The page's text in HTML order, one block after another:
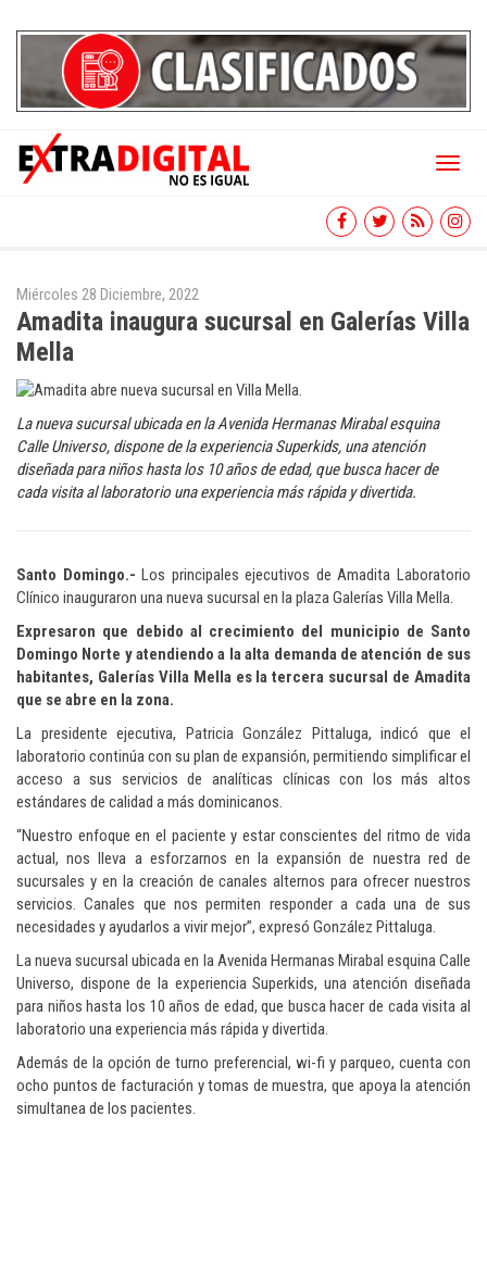
Toggle
Miércoles 28 Diciembre, 2022
Amadita inaugura sucursal en Galerías Villa
Mella
La nueva sucursal ubicada en la Avenida Hermanas Mirabal esquina
Calle Universo, dispone de la experiencia Superkids, una atención
diseñada para niños hasta los 10 años de edad, que busca hacer de
cada visita al laboratorio una experiencia más rápida y divertida.
Santo Domingo.- Los principales ejecutivos de Amadita Laboratorio
Clínico inauguraron una nueva sucursal en la plaza Galerías Villa Mella.
Expresaron que debido al crecimiento del municipio de Santo
Domingo Norte y atendiendo a la alta demanda de atención de sus
habitantes, Galerías Villa Mella es la tercera sucursal de Amadita
que se abre en la zona.
La presidente ejecutiva, Patricia González Pittaluga, indicó que el
laboratorio continúa con su plan de expansión, permitiendo simplificar el
acceso a sus servicios de analíticas clínicas con los más altos
estándares de calidad a más dominicanos.
“Nuestro enfoque en el paciente y estar conscientes del ritmo de vida
actual, nos lleva a esforzarnos en la expansión de nuestra red de
sucursales y en la creación de canales alternos para ofrecer nuestros
servicios. Canales que nos permiten responder a cada una de sus
necesidades y ayudarlos a vivir mejor”, expresó González Pittaluga.
La nueva sucursal ubicada en la Avenida Hermanas Mirabal esquina Calle
Universo, dispone de la experiencia Superkids, una atención diseñada
para niños hasta los 10 años de edad, que busca hacer de cada visita al
laboratorio una experiencia más rápida y divertida.
Además de la opción de turno preferencial, wi-fi y parqueo, cuenta con
ocho puntos de facturación y tomas de muestra, que apoya la atención
simultanea de los pacientes.